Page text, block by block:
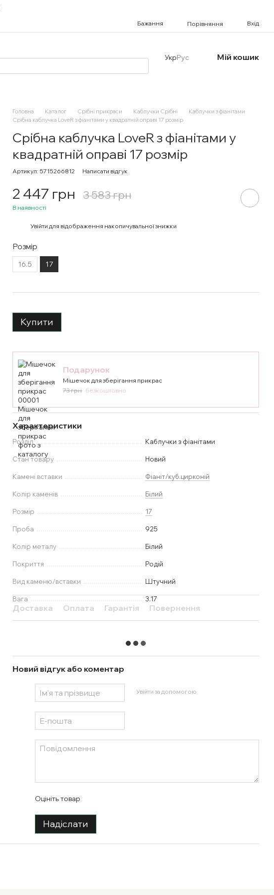
Бажання Порівняння Вхід
УкрРус Мій кошик
Головна Каталог Срібні прикраси Каблучки Срібні
Каблучки з фіанітами
Срібна каблучка LoveR з фіанітами у квадратній оправі 17 розмір
Срібна каблучка LoveR з фіанітами у
квадратній оправі 17 розмір
Артикул: 5715266812 Написати відгук
2 447 грн 3 583 грн
В наявності
Увійти для відображення накопичувальної знижки
Розмір
16.5 17
Купити
Подарунок
Мішечок для зберігання прикрас
73 грн безкоштовно
Характеристики
Розділ Каблучки з фіанітами
Стан товару Новий
Камені вставки Фіаніт/куб.цирконій
Колір каменів Білий
Розмір 17
Проба 925
Колір металу Білий
Покриття Родій
Вид каменю/вставки Штучний
Вага 3.17
Доставка Оплата Гарантія Повернення
Новий відгук або коментар
Увійти за допомогою
Оцініть товар
Надіслати